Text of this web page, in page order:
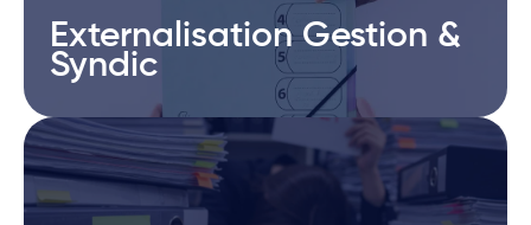
Externalisation Gestion &
Syndic
Externalisation Gestion &
Syndic